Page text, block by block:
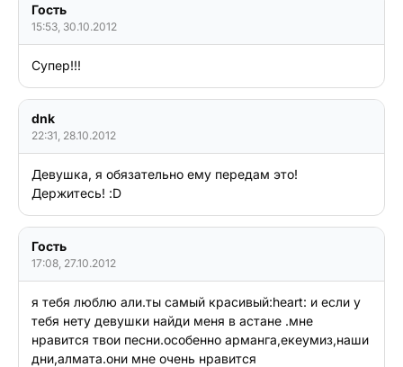
Гость
15:53, 30.10.2012
Супер!!!
dnk
22:31, 28.10.2012
Девушка, я обязательно ему передам это!
Держитесь! :D
Гость
17:08, 27.10.2012
я тебя люблю али.ты самый красивый:heart: и если у
тебя нету девушки найди меня в астане .мне
нравится твои песни.особенно арманга,екеумиз,наши
дни,алмата.они мне очень нравится